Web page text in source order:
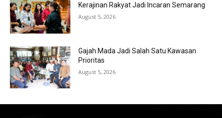
Kerajinan Rakyat Jadi Incaran Semarang
August 5, 2026
Gajah Mada Jadi Salah Satu Kawasan
Prioritas
August 5, 2026